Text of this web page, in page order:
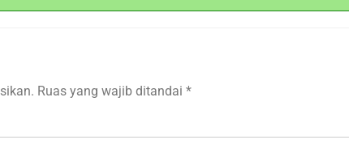
Ruas yang wajib ditandai *